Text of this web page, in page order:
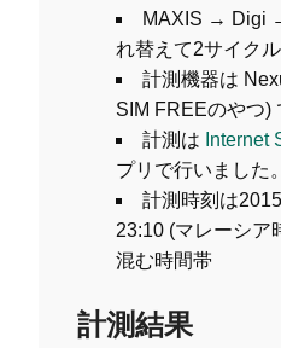
MAXIS → Digi
れ替えて2サイク
計測機器は
SIM FREEのやつ)
計測は Internet
プリで行いました。
計測時刻は
23:10 (マレーシア
混む時間帯
計測結果